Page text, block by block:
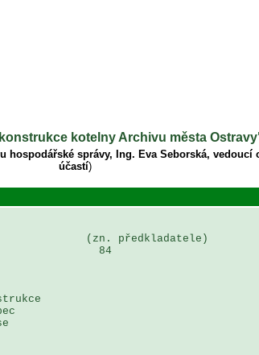
kotelny Archivu města
hospodářské správy, Ing. Eva Seborská,
účastí)
(zn. předkladatele)
84